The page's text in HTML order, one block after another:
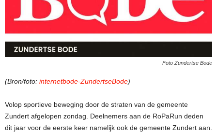
Foto Zundertse Bode
(Bron/foto: internetbode-ZundertseBode)
Volop sportieve beweging door de straten van de gemeente
Zundert afgelopen zondag. Deelnemers aan de RoPaRun deden
dit jaar voor de eerste keer namelijk ook de gemeente Zundert aan.